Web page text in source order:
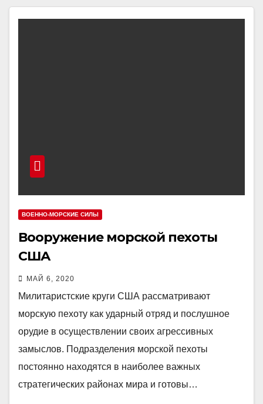
ВОЕННО-МОРСКИЕ СИЛЫ
Вооружение морской пехоты
США
МАЙ 6, 2020
Милитаристские круги США рассматривают
морскую пехоту как ударный отряд и послушное
орудие в осуществлении своих агрессивных
замыслов. Подразделения морской пехоты
постоянно находятся в наиболее важных
стратегических районах мира и готовы…